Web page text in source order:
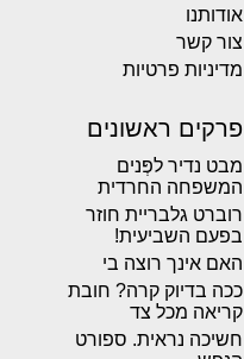
אודותנו
צור קשר
מדיניות פרטיות
פרקים ראשונים
מבט נדיר לפְּנים
המשפחה החרדית
רוברט גלבריית חוזר
בפעם השביעית!
האם אינך רוצה בי
ככה בדיוק קרה? חובת
קריאה מכל צד
חשיכה נראית. ספורט